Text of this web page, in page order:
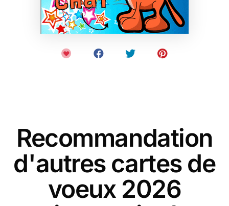
Recommandation
d'autres cartes de
voeux 2026